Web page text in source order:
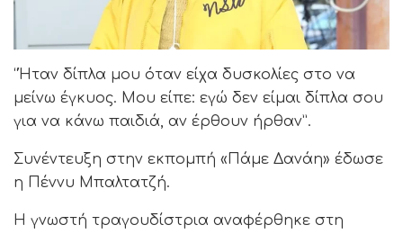
“Ήταν δίπλα μου όταν είχα δυσκολίες στο να
μείνω έγκυος. Μου είπε: εγώ δεν είμαι δίπλα σου
για να κάνω παιδιά, αν έρθουν ήρθαν”.
Συνέντευξη στην εκπομπή «Πάμε Δανάη» έδωσε
η Πέννυ Μπαλτατζή.
Η γνωστή τραγουδίστρια αναφέρθηκε στη